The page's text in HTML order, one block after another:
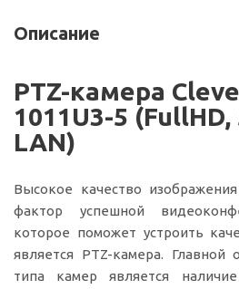
Описание
PTZ-камера
1011U3-5 (FullHD,
LAN)
Высокое качество
фактор успешной
которое поможет устроить
является PTZ-камера. Главной
типа камер является